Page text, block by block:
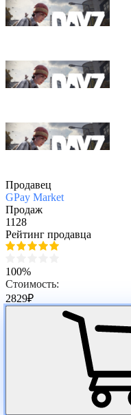
Продавец
GPay Market
Продаж
1128
Рейтинг продавца
100%
Стоимость:
2829₽